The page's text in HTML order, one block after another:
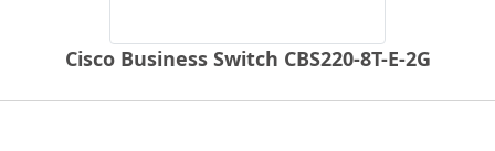
Cisco Business Switch CBS220-8T-E-2G